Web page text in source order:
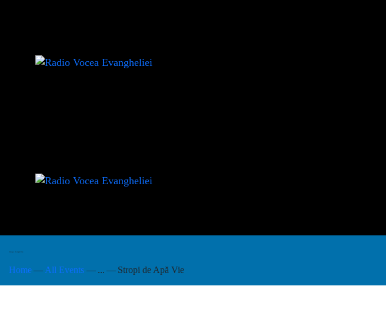
Stropi de Apă Vie
Home All Events ... Stropi de Apă Vie